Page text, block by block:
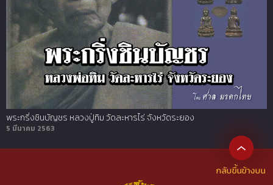
พระกริ่งชินบัญชร หลวงปู่ทิม วัดละหารไร่ จังหวัดระยอง
5 มีนาคม 2563